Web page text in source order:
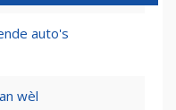
auto's
wèl